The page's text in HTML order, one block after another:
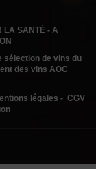
LA SANTÉ - A
sélection de vins du
des vins AOC
légales - CGV